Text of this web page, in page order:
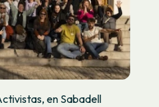
en Sabadell